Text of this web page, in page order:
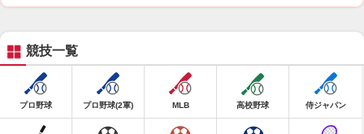
競技一覧
プロ野球 プロ野球(2軍) MLB 高校野球 侍ジャパン